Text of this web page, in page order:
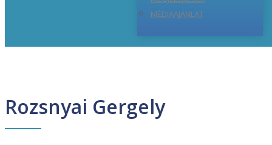
MÉDIAAJÁNLAT
Rozsnyai Gergely